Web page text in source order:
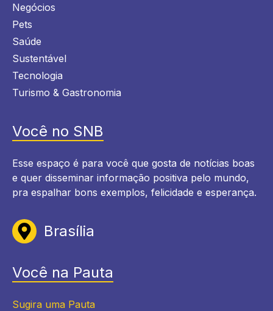
Negócios
Pets
Saúde
Sustentável
Tecnologia
Turismo & Gastronomia
Você no SNB
Esse espaço é para você que gosta de notícias boas
e quer disseminar informação positiva pelo mundo,
pra espalhar bons exemplos, felicidade e esperança.
Brasília
Você na Pauta
Sugira uma Pauta